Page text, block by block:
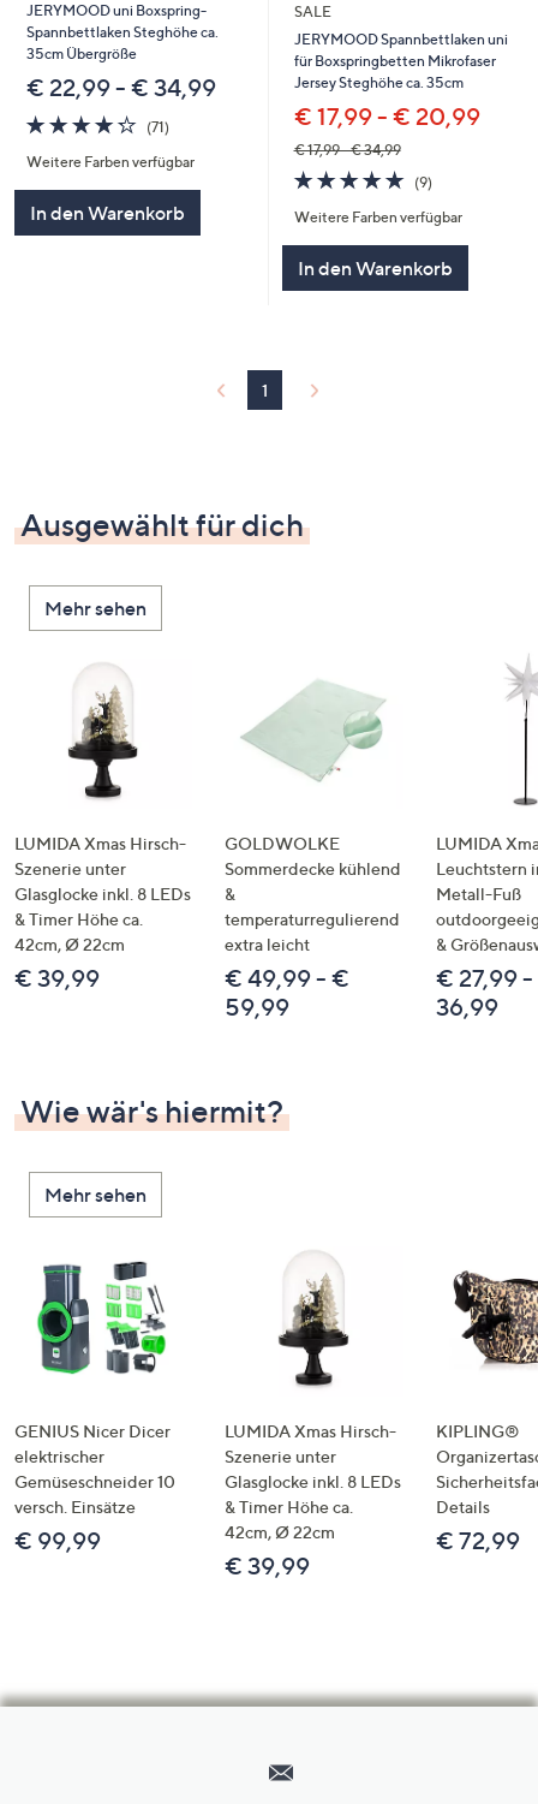
anzuzeigen.
JERYMOOD uni Boxspring-
Spannbettlaken Steghöhe ca.
35cm Übergröße
€ 22,99 - € 34,99
4.2
von
5
(71)71
Weitere Farben verfügbar
In den Warenkorb
SALE
JERYMOOD Spannbettlaken uni
für Boxspringbetten Mikrofaser
Jersey Steghöhe ca. 35cm
€ 17,99 - € 20,99
€ 17,99 - € 34,99
4.8
von
5
(9)9
Weitere Farben verfügbar
In den Warenkorb
1
Ausgewählt für dich
Mehr sehen
LUMIDA Xmas Hirsch-
Szenerie unter
Glasglocke inkl. 8 LEDs
& Timer Höhe ca.
42cm, Ø 22cm
€ 39,99
GOLDWOLKE
Sommerdecke kühlend
&
temperaturregulierend
extra leicht
€ 49,99 - €
59,99
LUMIDA
Leuchtstern
Metall-Fuß
&
€ 27,99
36,99
Wie wär's hiermit?
Mehr sehen
GENIUS Nicer Dicer
elektrischer
Gemüseschneider 10
versch. Einsätze
€ 99,99
LUMIDA Xmas Hirsch-
Szenerie unter
Glasglocke inkl. 8 LEDs
& Timer Höhe ca.
42cm, Ø 22cm
€ 39,99
KIPLING®
Details
€ 72,99